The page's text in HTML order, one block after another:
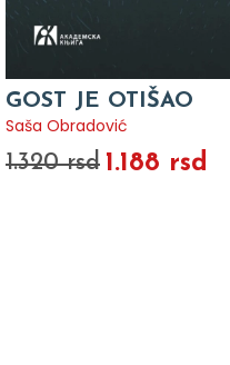
GOST JE OTIŠAO
Saša Obradović
1.320 rsd 1.188 rsd